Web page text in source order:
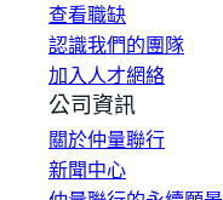
查看職缺
認識我們的團隊
加入人才網絡
公司資訊
關於仲量聯行
新聞中心